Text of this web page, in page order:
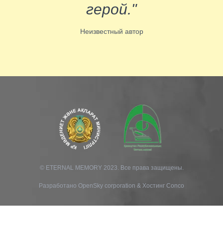
герой."
Неизвестный автор
© ETERNAL MEMORY 2023. Все права защищены.
Разработано OpenSky corporation & Хостинг Conco